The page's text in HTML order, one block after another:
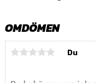
OMDÖMEN
Du